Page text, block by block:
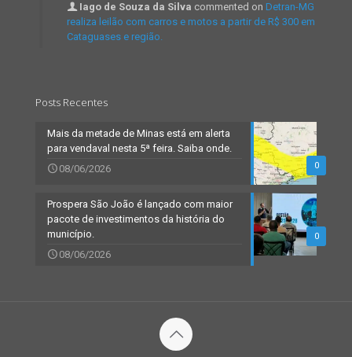
Iago de Souza da Silva commented on Detran-MG
realiza leilão com carros e motos a partir de R$ 300 em
Cataguases e região.
Posts Recentes
0
Mais da metade de Minas está em alerta
para vendaval nesta 5ª feira. Saiba onde.
08/06/2026
0
Prospera São João é lançado com maior
pacote de investimentos da história do
município.
08/06/2026